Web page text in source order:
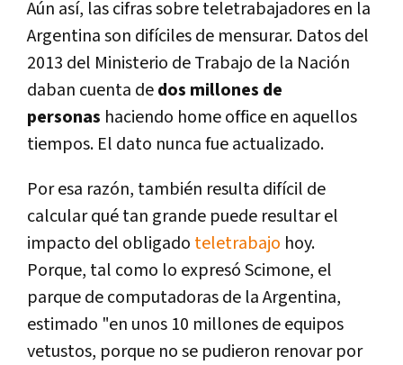
Aún así, las cifras sobre teletrabajadores en la
Argentina son difíciles de mensurar. Datos del
2013 del Ministerio de Trabajo de la Nación
daban cuenta dedos millones de
personas haciendo home office en aquellos
tiempos. El dato nunca fue actualizado.
Por esa razón, también resulta difícil de
calcular qué tan grande puede resultar el
impacto del obligado teletrabajo hoy.
Porque, tal como lo expresó Scimone, el
parque de computadoras de la Argentina,
estimado "en unos 10 millones de equipos
vetustos, porque no se pudieron renovar por